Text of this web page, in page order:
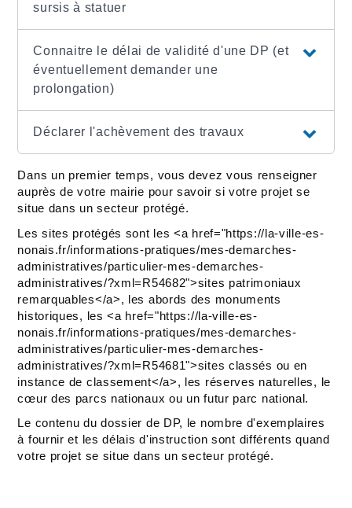
sursis à statuer
Connaitre le délai de validité d'une DP (et
éventuellement demander une
prolongation)
Déclarer l'achèvement des travaux
Dans un premier temps, vous devez vous renseigner
auprès de votre mairie pour savoir si votre projet se
situe dans un secteur protégé.
Les sites protégés sont les <a href="https://la-ville-es-
nonais.fr/informations-pratiques/mes-demarches-
administratives/particulier-mes-demarches-
administratives/?xml=R54682">sites patrimoniaux
remarquables</a>, les abords des monuments
historiques, les <a href="https://la-ville-es-
nonais.fr/informations-pratiques/mes-demarches-
administratives/particulier-mes-demarches-
administratives/?xml=R54681">sites classés ou en
instance de classement</a>, les réserves naturelles, le
cœur des parcs nationaux ou un futur parc national.
Le contenu du dossier de DP, le nombre d'exemplaires
à fournir et les délais d'instruction sont différents quand
votre projet se situe dans un secteur protégé.